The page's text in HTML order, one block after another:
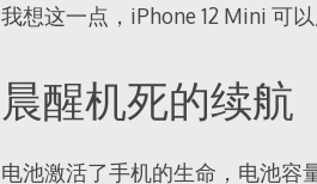
我想这一点，iPhone 12 Mini 可
晨醒机死的续航
电池激活了手机的生命，电池容